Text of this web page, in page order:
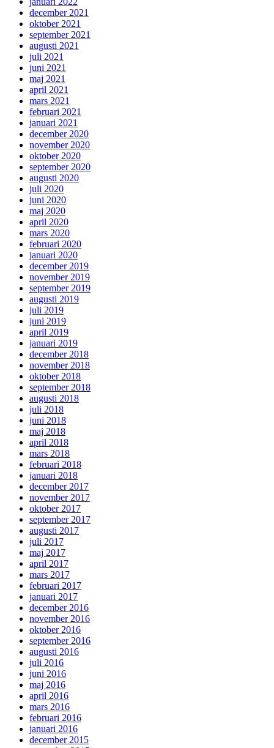
december 2021
oktober 2021
september 2021
augusti 2021
juli 2021
juni 2021
maj 2021
april 2021
mars 2021
februari 2021
januari 2021
december 2020
november 2020
oktober 2020
september 2020
augusti 2020
juli 2020
juni 2020
maj 2020
april 2020
mars 2020
februari 2020
januari 2020
december 2019
november 2019
september 2019
augusti 2019
juli 2019
juni 2019
april 2019
januari 2019
december 2018
november 2018
oktober 2018
september 2018
augusti 2018
juli 2018
juni 2018
maj 2018
april 2018
mars 2018
februari 2018
januari 2018
december 2017
november 2017
oktober 2017
september 2017
augusti 2017
juli 2017
maj 2017
april 2017
mars 2017
februari 2017
januari 2017
december 2016
november 2016
oktober 2016
september 2016
augusti 2016
juli 2016
juni 2016
maj 2016
april 2016
mars 2016
februari 2016
januari 2016
december 2015